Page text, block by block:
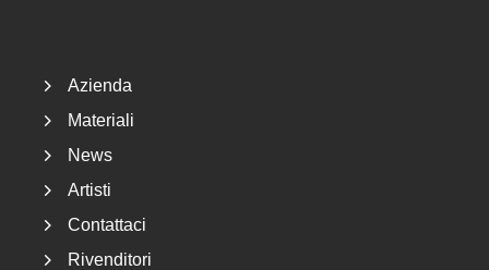
Azienda
Materiali
News
Artisti
Contattaci
Rivenditori